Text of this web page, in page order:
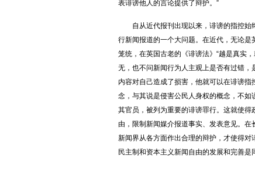
表诽谤他人的言论提供了辩护。”
自从近代报刊出现以来，诽谤的指控始
行新闻报道的一个大问题。在近代，无论
笼统，在英国古老的《诽谤法》“越是真实
无，也不问新闻行为人主观上是否有过错
内容对自己造成了损害，他就可以在诽谤
念，与其说是侵害公民人身权的概念，不
其官员，被列为重要的诽谤罪行。这就使
由，限制新闻媒介报道事实、发表意见。在
新闻界从各方面作出合理的辩护，才使得
民主制和资本主义新闻自由的发展和完善是